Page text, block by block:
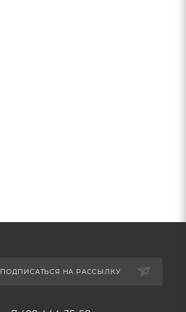
ПОДПИСАТЬСЯ НА РАССЫЛКУ